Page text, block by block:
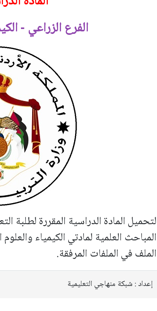
الفرع الزراعي -
لتحميل المادة الدراسية المقررة لطلبة
المباحث العلمية لمادتي الكيمياء
الملف في الملفات المرفقة.
إعداد : شبكة منهاجي التعليمية